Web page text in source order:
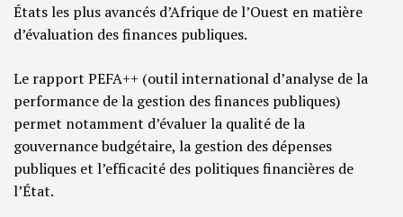
États les plus avancés d’Afrique de l’Ouest en matière
d’évaluation des finances publiques.
Le rapport PEFA++ (outil international d’analyse de la
performance de la gestion des finances publiques)
permet notamment d’évaluer la qualité de la
gouvernance budgétaire, la gestion des dépenses
publiques et l’efficacité des politiques financières de
l’État.